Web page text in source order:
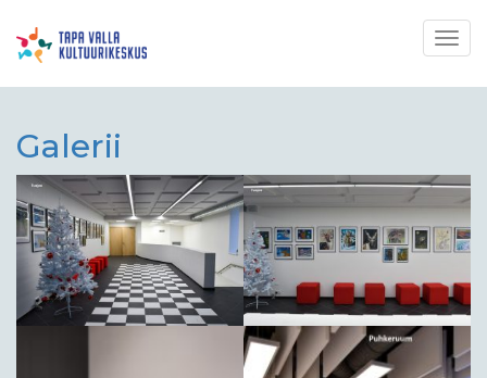
Galerii